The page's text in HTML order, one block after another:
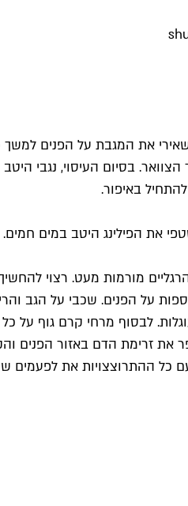
את המגבת על הפנים
בסיום העיסוי, נגבי היטב
באיפור.
את הפילינג היטב במים
הפנים. שכבי על הגב
לבסוף מרחי קרם גוף על
את זרימת הדם באזור הפנים
כל ההתרוצצויות את